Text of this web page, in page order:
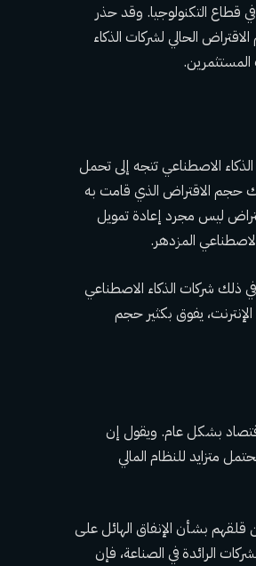
قطاع التكنولوجيا. وقد حذر
الحالي لشركات الذكاء
الاصطناعي تتجه إلى تحمل
سندات قياسية في عام 2025، متجاوزة بذلك حجم الاقتراض الذي قامت به
ليس مجرد إعادة تمويل
المزدهر.
ذلك شركات الذكاء الاصطناعي
الاقتراض حول عام 2000 لتوسيع نطاق الإنترنت، يفوق بكثير حجم
بشكل عام. ويقول إن
متزايد للنظام المالي
قلقهم بشأن الإنفاق الهائل على
الرائدة في الصناعة، فإن